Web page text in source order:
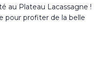
au Plateau Lacassagne !
pour profiter de la belle